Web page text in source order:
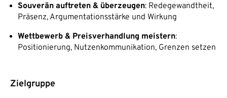
Souverän auftreten & überzeugen: Redegewandtheit,
Präsenz, Argumentationsstärke und Wirkung
Wettbewerb & Preisverhandlung meistern:
Positionierung, Nutzenkommunikation, Grenzen setzen
Zielgruppe